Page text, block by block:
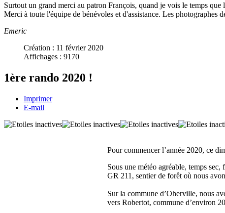
Surtout un grand merci au patron François, quand je vois le temps
Merci à toute l'équipe de bénévoles et d'assistance. Les
Emeric
Création : 11 février 2020
Affichages : 9170
1ère rando 2020 !
Imprimer
E-mail
Pour commencer l’année 2020, ce
Sous une météo agréable, temps
GR 211, sentier de forêt où nous
Sur la commune d’Oherville, nous
vers Robertot, commune d’environ